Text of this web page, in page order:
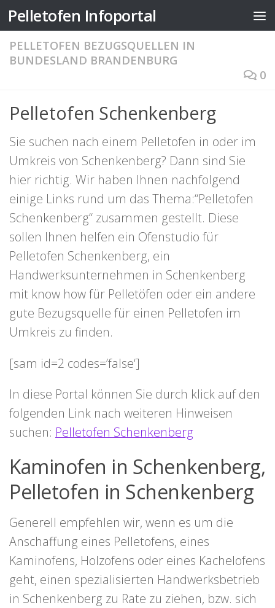
Zum Inhalt springen
Pelletofen Infoportal
PELLETOFEN BEZUGSQUELLEN IN
BUNDESLAND BRANDENBURG
0
Pelletofen Schenkenberg
Sie suchen nach einem Pelletofen in oder im
Umkreis von Schenkenberg? Dann sind Sie
hier richtig. Wir haben Ihnen nachfolgend
einige Links rund um das Thema:“Pelletofen
Schenkenberg“ zusammen gestellt. Diese
sollen Ihnen helfen ein Ofenstudio für
Pelletofen Schenkenberg, ein
Handwerksunternehmen in Schenkenberg
mit know how für Pelletöfen oder ein andere
gute Bezugsquelle für einen Pelletofen im
Umkreis zu finden.
[sam id=2 codes=’false‘]
In diese Portal können Sie durch klick auf den
folgenden Link nach weiteren Hinweisen
suchen: Pelletofen Schenkenberg
Kaminofen in Schenkenberg,
Pelletofen in Schenkenberg
Generell empfehlen wir, wenn es um die
Anschaffung eines Pelletofens, eines
Kaminofens, Holzofens oder eines Kachelofens
geht, einen spezialisierten Handwerksbetrieb
in Schenkenberg zu Rate zu ziehen, bzw. sich